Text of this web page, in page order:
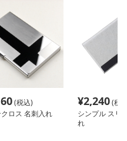
(税込)
ロス 名刺入れ
¥2,240(税
シンプル スリ
れ